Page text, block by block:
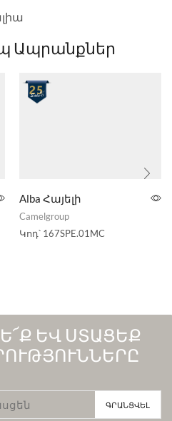
Ապրանքներ
Alba Հայելի
Camelgroup
Կոդ՝ 167SPE.01MC
ԵՎ ՍՏԱՑԵՔ